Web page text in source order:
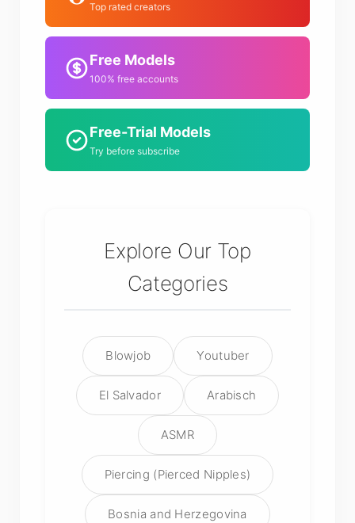
Top rated creators
Free Models
100% free accounts
Free-Trial Models
Try before subscribe
Explore Our Top
Categories
Blowjob Youtuber
El Salvador Arabisch
ASMR
Piercing (Pierced Nipples)
Bosnia and Herzegovina